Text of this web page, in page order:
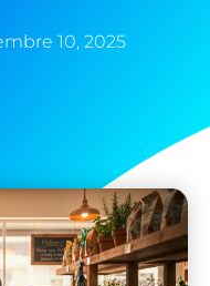
10, 2025